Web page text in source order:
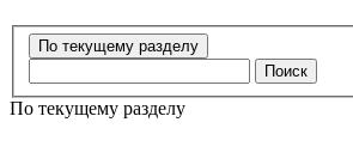
Поиск
По текущему разделу